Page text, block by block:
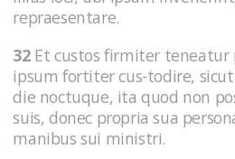
repraesentare.
32Et custos firmiter teneatur
ipsum fortiter cus-todire,
die noctuque, ita quod non
suis, donec propria sua
manibus sui ministri.